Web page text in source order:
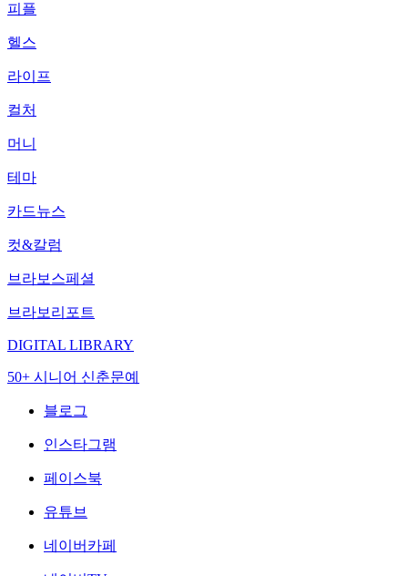
피플
헬스
라이프
컬처
머니
테마
카드뉴스
컷&칼럼
브라보스페셜
브라보리포트
DIGITAL LIBRARY
50+ 시니어 신춘문예
블로그
인스타그램
페이스북
유튜브
네이버카페